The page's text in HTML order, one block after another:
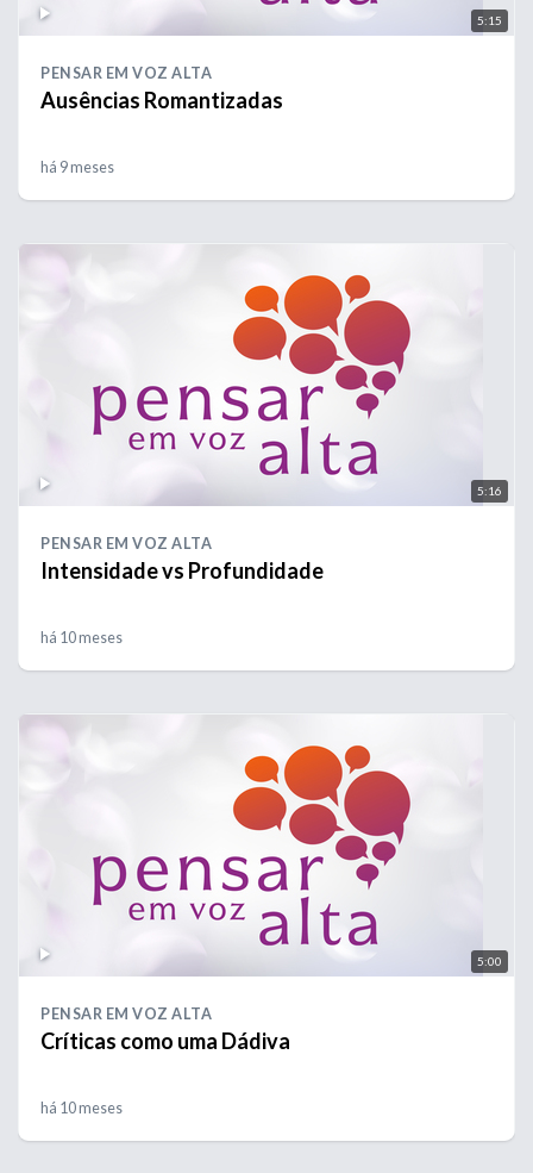
5:15
PENSAR EM VOZ ALTA
Ausências Romantizadas
há 9 meses
5:16
PENSAR EM VOZ ALTA
Intensidade vs Profundidade
há 10 meses
5:00
PENSAR EM VOZ ALTA
Críticas como uma Dádiva
há 10 meses